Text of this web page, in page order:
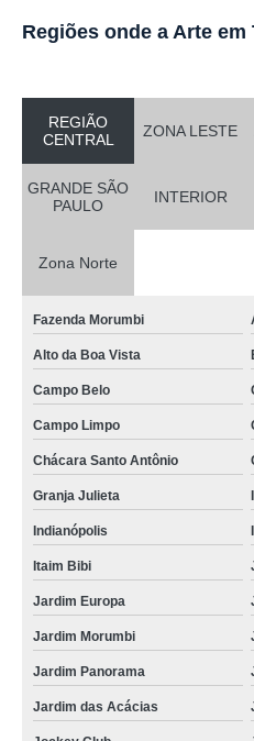
Regiões onde a Arte em
REGIÃO
CENTRAL
ZONA LESTE
GRANDE SÃO
PAULO
INTERIOR
Zona Norte
Fazenda Morumbi
Alto da Boa Vista
Campo Belo
Campo Limpo
Chácara Santo Antônio
Granja Julieta
Indianópolis
Itaim Bibi
Jardim Europa
Jardim Morumbi
Jardim Panorama
Jardim das Acácias